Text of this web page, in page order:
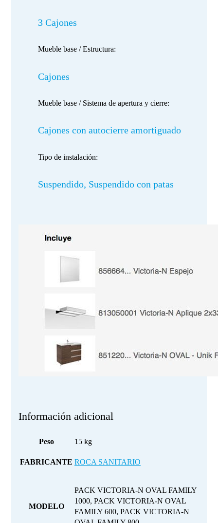
3 Cajones
Mueble base / Estructura:
Cajones
Mueble base / Sistema de apertura y cierre:
Cajones con autocierre amortiguado
Tipo de instalación:
Suspendido, Suspendido con patas
Información adicional
Peso 15 kg
FABRICANTE ROCA SANITARIO
MODELO
PACK VICTORIA-N OVAL FAMILY
1000, PACK VICTORIA-N OVAL
FAMILY 600, PACK VICTORIA-N